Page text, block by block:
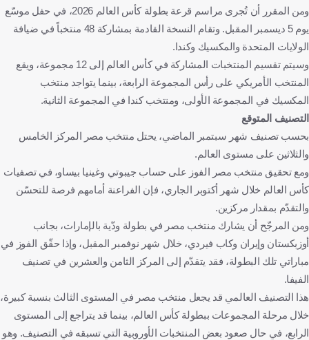
ومن المقرر أن تُجرى مراسم قرعة بطولة كأس العالم 2026، في حفل موسّع
يوم 5 ديسمبر المقبل. وتقام النسخة القادمة بمشاركة 48 منتخباً في ضيافة
الولايات المتحدة والمكسيك وكندا.
وسيتم تقسيم المنتخبات المشاركة في كأس العالم إلى 12 مجموعة، ويقع
المنتخب الأمريكي على رأس المجموعة الرابعة، بينما يتواجد منتخب
المكسيك في المجموعة الأولى، ومنتخب كندا في المجموعة الثانية.
التصنيف المتوقع
بحسب تصنيف شهر سبتمبر الماضي، يحتل منتخب مصر المركز الخامس
والثلاثين على مستوى العالم.
ومع تحقيق منتخب مصر الفوز على حساب جيبوتي وغينيا بيساو، في تصفيات
كأس العالم خلال شهر أكتوبر الجاري، فإن الفراعنة أمامهم فرصة للتحسّن
والتقدّم بمقدار مركزين.
ومن المرجّح أن يشارك منتخب مصر في بطولة ودّية بالإمارات، بجانب
أوزبكستان وإيران وكاب فيردي، خلال شهر نوفمبر المقبل، وإذا حقّق الفوز في
مباراتي تلك البطولة، فقد يتقدّم إلى المركز الثامن والعشرين في تصنيف
الفيفا.
هذا التصنيف العالمي قد يجعل منتخب مصر في المستوى الثالث بنسبة كبيرة،
خلال مرحلة المجموعات ببطولة كأس العالم، بينما قد يتراجع إلى المستوى
الرابع، في حال صعود بعض المنتخبات الأوروبية التي تسبقه في التصنيف. وهو